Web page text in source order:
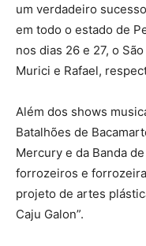
um verdadeiro
em todo o estado de
nos dias 26 e 27, o
Murici e Rafael,
Além dos shows
Batalhões de
Mercury e da Banda
forrozeiros e
projeto de artes
Caju Galon”.